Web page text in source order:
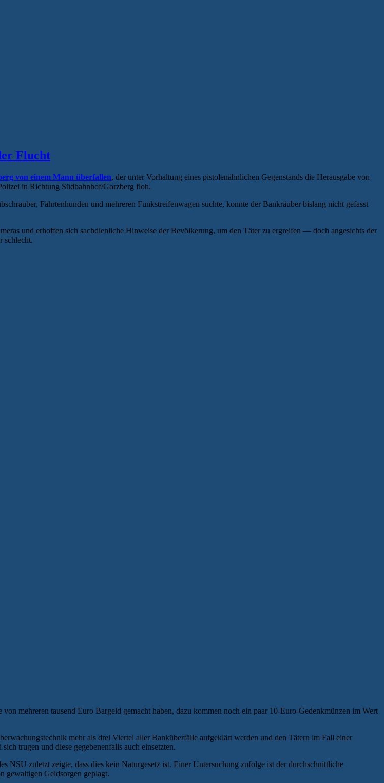
Flucht
von einem Mann überfallen, der unter Vorhaltung eines pistolenähnlichen Gegenstands die Herausgabe von
in Richtung Südbahnhof/Gorzberg floh.
Fährtenhunden und mehreren Funkstreifenwagen suchte, konnte der Bankräuber bislang nicht gefasst
und erhoffen sich sachdienliche Hinweise der Bevölkerung, um den Täter zu ergreifen — doch angesichts der
schlecht.
mehreren tausend Euro Bargeld gemacht haben, dazu kommen noch ein paar 10-Euro-Gedenkmünzen im Wert
mehr als drei Viertel aller Banküberfälle aufgeklärt werden und den Tätern im Fall einer
trugen und diese gegebenenfalls auch einsetzten.
NSU zuletzt zeigte, dass dies kein Naturgesetz ist. Einer Untersuchung zufolge ist der durchschnittliche
gewaltigen Geldsorgen geplagt.